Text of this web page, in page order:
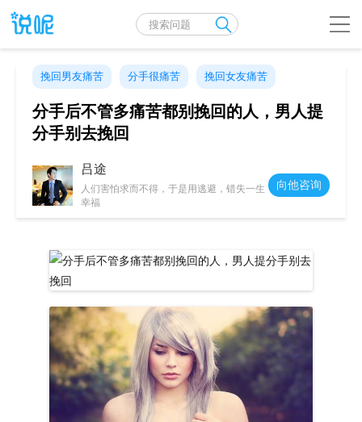
挽回男友痛苦 分手很痛苦 挽回女友痛苦
分手后不管多痛苦都别挽回的人，男人提
分手别去挽回
吕途
人们害怕求而不得，于是用逃避，错失一生
幸福
向他咨询